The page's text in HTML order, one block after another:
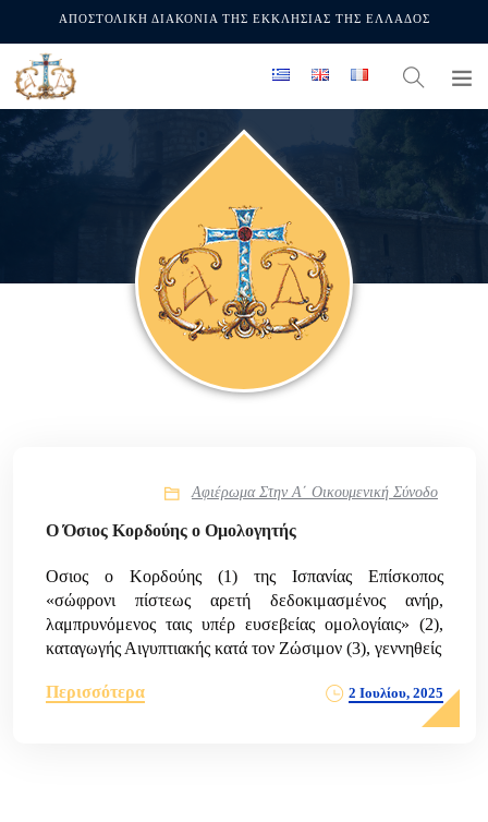
ΑΠΟΣΤΟΛΙΚΗ ΔΙΑΚΟΝΙΑ ΤΗΣ ΕΚΚΛΗΣΙΑΣ ΤΗΣ ΕΛΛΑΔΟΣ
Αφιέρωμα Στην Α΄ Οικουμενική Σύνοδο
Ο Όσιος Κορδούης ο Ομολογητής
Οσιος o Κορδούης (1) της Ισπανίας Επίσκοπος
«σώφρονι πίστεως αρετή δεδοκιμασμένος ανήρ,
λαμπρυνόμενος ταις υπέρ ευσεβείας ομολογίαις» (2),
καταγωγής Αιγυπτιακής κατά τον Ζώσιμον (3), γεννηθείς
Περισσότερα 2 Ιουλίου, 2025